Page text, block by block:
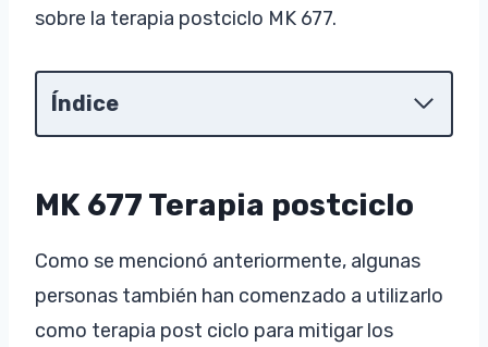
sobre la terapia postciclo MK 677.
Índice
MK 677 Terapia postciclo
Como se mencionó anteriormente, algunas
personas también han comenzado a utilizarlo
como terapia post ciclo para mitigar los